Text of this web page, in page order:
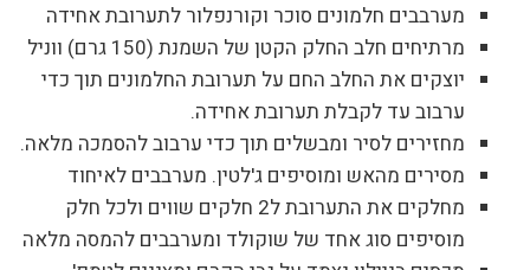
מערבבים חלמונים סוכר וקורנפלור לתערובת אחידה
מרתיחים חלב החלק הקטן של השמנת (150 גרם) ווניל
יוצקים את החלב החם על תערובת החלמונים תוך כדי
ערבוב עד לקבלת תערובת אחידה.
מחזירים לסיר ומבשלים תוך כדי ערבוב להסמכה מלאה.
מסירים מהאש ומוסיפים ג'לטין. מערבבים לאיחוד
מחלקים את התערובת ל2 חלקים שווים ולכל חלק
מוסיפים סוג אחד של שוקולד ומערבבים להמסה מלאה